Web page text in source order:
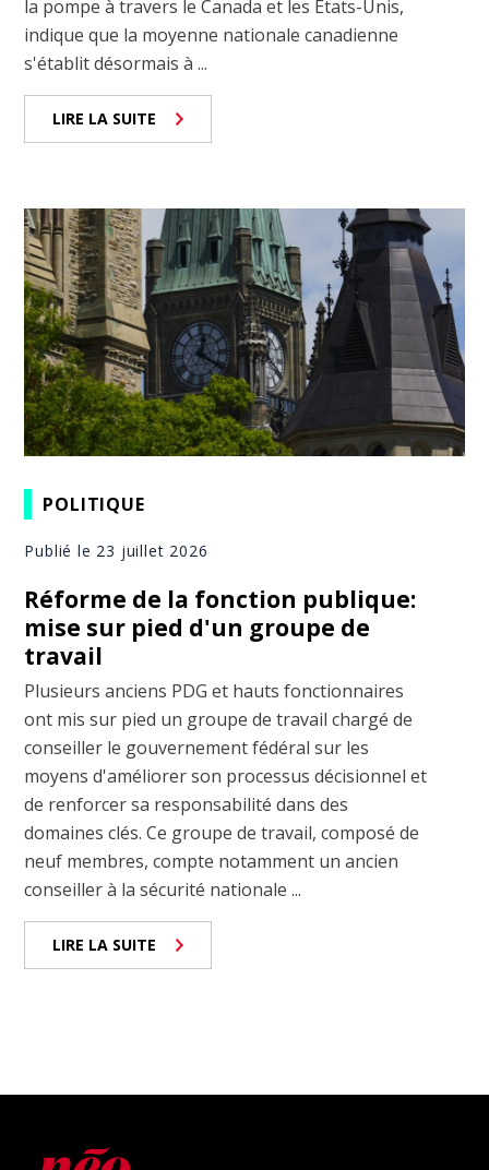
la pompe à travers le Canada et les États-Unis,
indique que la moyenne nationale canadienne
s'établit désormais à ...
LIRE LA SUITE
POLITIQUE
Publié le 23 juillet 2026
Réforme de la fonction publique:
mise sur pied d'un groupe de
travail
Plusieurs anciens PDG et hauts fonctionnaires
ont mis sur pied un groupe de travail chargé de
conseiller le gouvernement fédéral sur les
moyens d'améliorer son processus décisionnel et
de renforcer sa responsabilité dans des
domaines clés. Ce groupe de travail, composé de
neuf membres, compte notamment un ancien
conseiller à la sécurité nationale ...
LIRE LA SUITE